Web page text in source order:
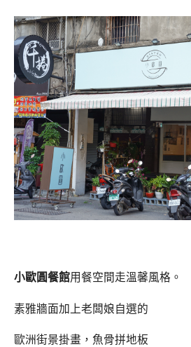
小歐圓餐館用餐空間走溫馨風格。
素雅牆面加上老闆娘自選的
歐洲街景掛畫，魚骨拼地板